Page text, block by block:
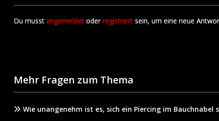
Du musst angemeldet oderregistriert sein, um eine neue
Mehr Fragen zum Thema
Wie unangenehm ist es, sich ein Piercing im Bauchnabel